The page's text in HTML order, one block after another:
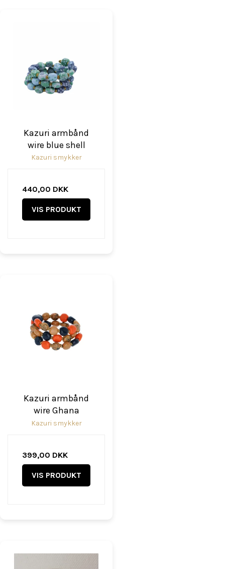
Kazuri armbånd
wire blue shell
Kazuri smykker
440,00 DKK
VIS PRODUKT
Kazuri armbånd
wire Ghana
Kazuri smykker
399,00 DKK
VIS PRODUKT